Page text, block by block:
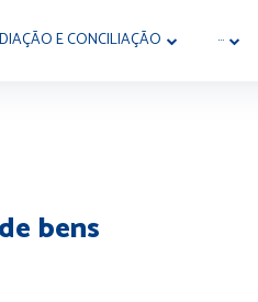
E CONCILIAÇÃO ···
bens